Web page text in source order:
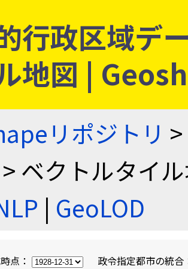
行政区域デ
地図 |
リポジトリ >
> ベクトルタイ
| GeoLOD
点： 政令指定都市の統